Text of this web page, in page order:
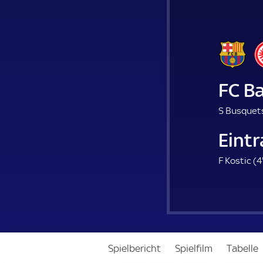
FC
S
F Kostic (4'
Spielbericht Spielfilm Tabelle